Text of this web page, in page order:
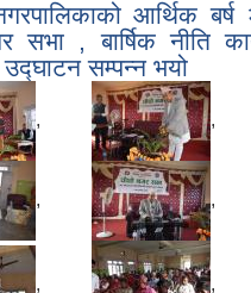
आर्थिक
सभा , बार्षिक नीति
सम्पन्न भयो
,
,
,